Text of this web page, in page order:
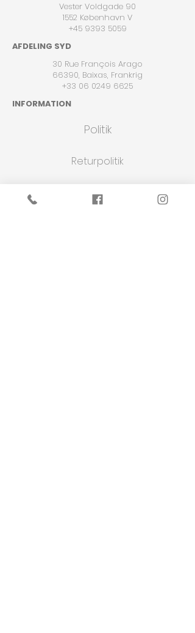
Vester Voldgade 90
1552 København V
+45 9393 5059
AFDELING SYD
30 Rue François Arago
66390, Baixas, Frankrig
+33 06 0249 6625
INFORMATION
Politik
Returpolitik